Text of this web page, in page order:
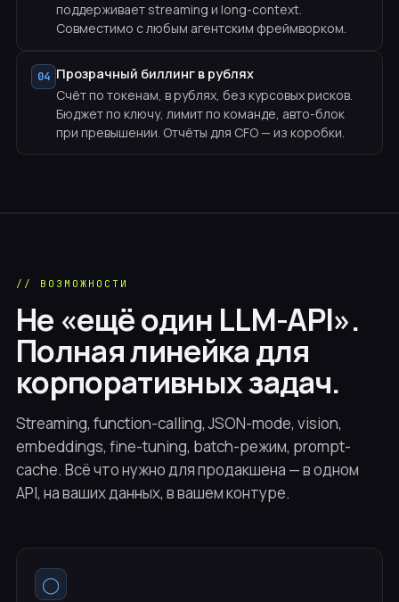
поддерживает streaming и long-context.
Совместимо с любым агентским фреймворком.
04 Прозрачный биллинг в рублях
Счёт по токенам, в рублях, без курсовых рисков.
Бюджет по ключу, лимит по команде, авто-блок
при превышении. Отчёты для CFO — из коробки.
// ВОЗМОЖНОСТИ
Не «ещё один LLM-API».
Полная линейка для
корпоративных задач.
Streaming, function-calling, JSON-mode, vision,
embeddings, fine-tuning, batch-режим, prompt-
cache. Всё что нужно для продакшена — в одном
API, на ваших данных, в вашем контуре.
◯